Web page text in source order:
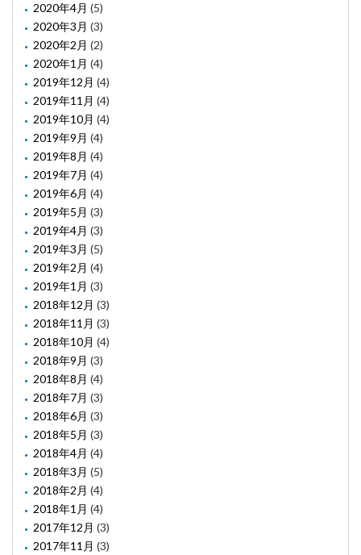
2020年4月 (5)
2020年3月 (3)
2020年2月 (2)
2020年1月 (4)
2019年12月 (4)
2019年11月 (4)
2019年10月 (4)
2019年9月 (4)
2019年8月 (4)
2019年7月 (4)
2019年6月 (4)
2019年5月 (3)
2019年4月 (3)
2019年3月 (5)
2019年2月 (4)
2019年1月 (3)
2018年12月 (3)
2018年11月 (3)
2018年10月 (4)
2018年9月 (3)
2018年8月 (4)
2018年7月 (3)
2018年6月 (3)
2018年5月 (3)
2018年4月 (4)
2018年3月 (5)
2018年2月 (4)
2018年1月 (4)
2017年12月 (3)
2017年11月 (3)